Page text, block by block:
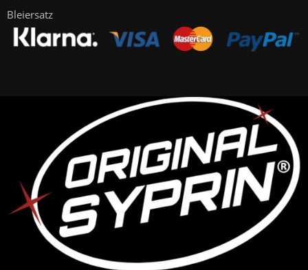
Bleiersatz